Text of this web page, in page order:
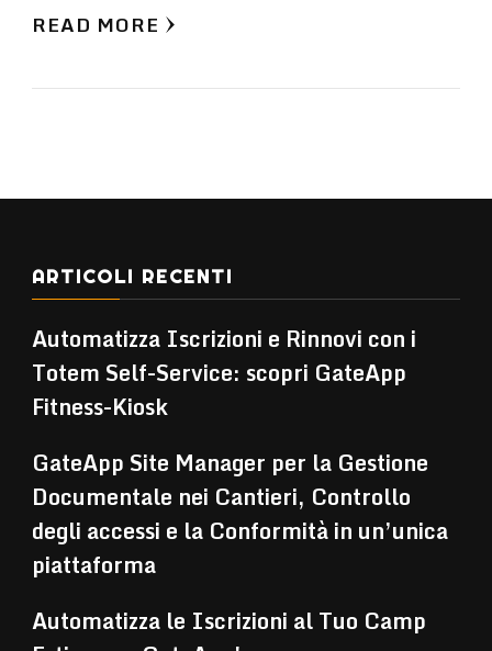
READ MORE
ARTICOLI RECENTI
Automatizza Iscrizioni e Rinnovi con i
Totem Self-Service: scopri GateApp
Fitness-Kiosk
GateApp Site Manager per la Gestione
Documentale nei Cantieri, Controllo
degli accessi e la Conformità in un’unica
piattaforma
Automatizza le Iscrizioni al Tuo Camp